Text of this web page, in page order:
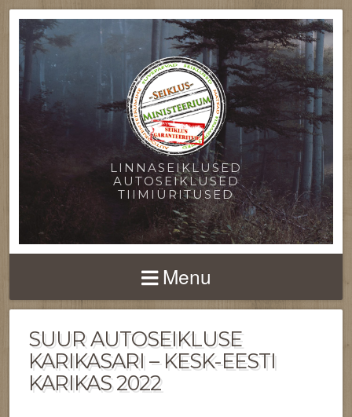
LINNASEIKLUSED
AUTOSEIKLUSED
TIIMIÜRITUSED
Menu
SUUR AUTOSEIKLUSE
KARIKASARI – KESK-EESTI
KARIKAS 2022